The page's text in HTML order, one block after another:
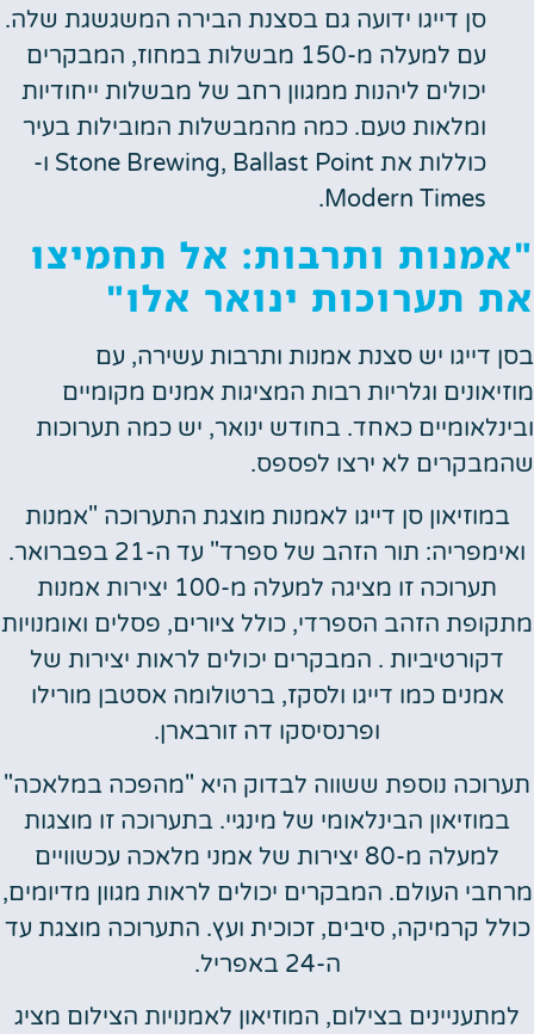
סן דייגו ידועה גם בסצנת הבירה המשגשגת שלה.
עם למעלה מ-150 מבשלות במחוז, המבקרים
יכולים ליהנות ממגוון רחב של מבשלות ייחודיות
ומלאות טעם. כמה מהמבשלות המובילות בעיר
כוללות את Stone Brewing, Ballast Point ו-
Modern Times.
ותרבות: אל תחמיצו
תערוכות ינואר אלו"
דייגו יש סצנת אמנות ותרבות עשירה, עם
וגלריות רבות המציגות אמנים מקומיים
כאחד. בחודש ינואר, יש כמה תערוכות
לא ירצו לפספס.
סן דייגו לאמנות מוצגת התערוכה "אמנות
ואימפריה: תור הזהב של ספרד" עד ה-21 בפברואר.
תערוכה זו מציגה למעלה מ-100 יצירות אמנות
הזהב הספרדי, כולל ציורים, פסלים ואומנויות
דקורטיביות . המבקרים יכולים לראות יצירות של
אמנים כמו דייגו ולסקז, ברטולומה אסטבן מורילו
ופרנסיסקו דה זורבארן.
נוספת ששווה לבדוק היא "מהפכה במלאכה"
הבינלאומי של מינגיי. בתערוכה זו מוצגות
למעלה מ-80 יצירות של אמני מלאכה עכשוויים
העולם. המבקרים יכולים לראות מגוון מדיומים,
קרמיקה, סיבים, זכוכית ועץ. התערוכה מוצגת עד
בצילום, המוזיאון לאמנויות הצילום מציג